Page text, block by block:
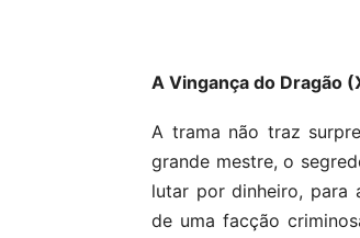
A Vingança do Dragão
A trama não traz
grande mestre, o
lutar por dinheiro, para
de uma facção